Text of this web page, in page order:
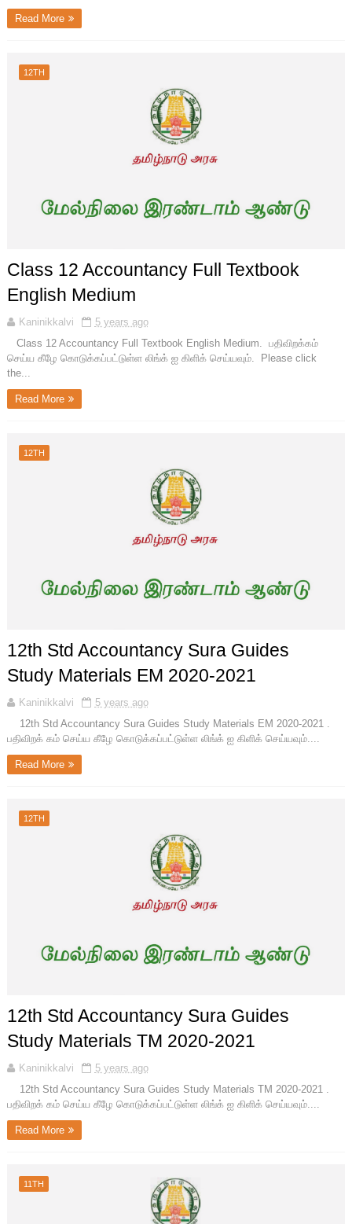
Read More
12TH
Class 12 Accountancy Full Textbook
English Medium
Kaninikkalvi
5 years ago
Class 12 Accountancy Full Textbook English Medium. பதிவிறக்கம்
செய்ய கீழே கொடுக்கப்பட்டுள்ள லிங்க் ஐ கிளிக் செய்யவும். Please click
the...
Read More
12TH
12th Std Accountancy Sura Guides
Study Materials EM 2020-2021
Kaninikkalvi
5 years ago
12th Std Accountancy Sura Guides Study Materials EM 2020-2021 .
பதிவிறக் கம் செய்ய கீழே கொடுக்கப்பட்டுள்ள லிங்க் ஐ கிளிக் செய்யவும்....
Read More
12TH
12th Std Accountancy Sura Guides
Study Materials TM 2020-2021
Kaninikkalvi
5 years ago
12th Std Accountancy Sura Guides Study Materials TM 2020-2021 .
பதிவிறக் கம் செய்ய கீழே கொடுக்கப்பட்டுள்ள லிங்க் ஐ கிளிக் செய்யவும்....
Read More
11TH